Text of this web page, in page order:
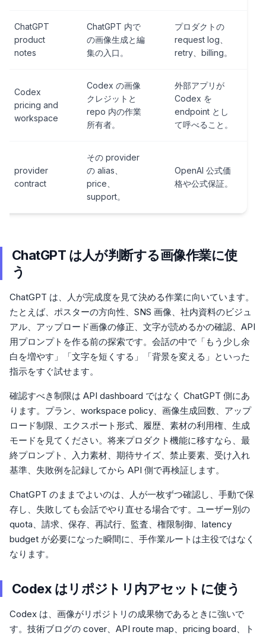
ChatGPT
product
notes
ChatGPT 内で
の画像生成と編
集の入口。
プロダクトの
request log、
retry、billing。
Codex
pricing and
workspace
Codex の画像
クレジットと
repo 内の作業
所有者。
外部アプリが
Codex を
endpoint とし
て呼べること。
provider
contract
その provider
の alias、
price、
support。
OpenAI 公式価
格や公式保証。
ChatGPT は人が判断する画像作業に使
う
ChatGPT は、人が完成度を見て決める作業に向いています。
たとえば、ポスターの方向性、SNS 画像、社内資料のビジュ
アル、アップロード画像の修正、文字が読めるかの確認、API
用プロンプトを作る前の探索です。会話の中で「もう少し余
白を増やす」「文字を短くする」「背景を変える」といった
指示をすぐ試せます。
確認すべき制限は API dashboard ではなく ChatGPT 側にあ
ります。プラン、workspace policy、画像生成回数、アップ
ロード制限、エクスポート形式、履歴、素材の利用権、生成
モードを見てください。将来プロダクト機能に移すなら、最
終プロンプト、入力素材、期待サイズ、禁止要素、受け入れ
基準、失敗例を記録してから API 側で再検証します。
ChatGPT のままでよいのは、人が一枚ずつ確認し、手動で保
存し、失敗しても会話でやり直せる場合です。ユーザー別の
quota、請求、保存、再試行、監査、権限制御、latency
budget が必要になった瞬間に、手作業ルートは主役ではなく
なります。
Codex はリポジトリ内アセットに使う
Codex は、画像がリポジトリの成果物であるときに強いで
す。技術ブログの cover、API route map、pricing board、ト